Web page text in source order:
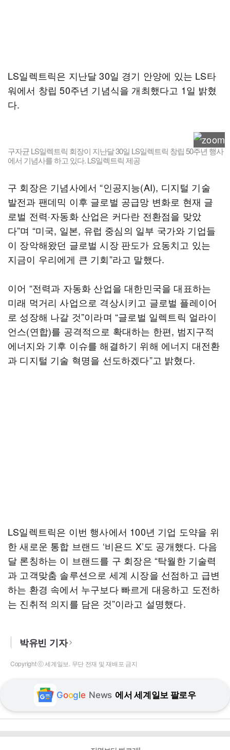
LS일렉트릭은 지난달 30일 경기 안양에 있는 LS타
워에서 창립 50주년 기념식을 개최했다고 1일 밝혔
다.
구자균 LS일렉트릭 회장이 지난달 30일 LS일렉트릭 창립 50주년 행사
에서 기념사를 하고 있다. LS일렉트릭 제공
구 회장은 기념사에서 “인공지능(AI), 디지털 기술
발전과 팬데믹 이후 글로벌 공급망 변화로 현재 글
로벌 전력·자동화 산업은 커다란 전환점을 맞았
다”며 “미국, 일본, 유럽 중심의 일부 국가와 기업들
이 장악해왔던 글로벌 시장 판도가 요동치고 있는
지금이 우리에게 큰 기회”라고 말했다.
이어 “전력과 자동화 산업을 대한민국을 대표하는
미래 먹거리 사업으로 격상시키고 글로벌 플레이어
로 성장해 나갈 것”이라며 “글로벌 일렉트릭 얼라이
언스(연합)를 공격적으로 확대하는 한편, 범지구적
에너지와 기후 이슈를 해결하기 위해 에너지 대전환
과 디지털 기술 혁명을 선도하겠다”고 밝혔다.
LS일렉트릭은 이번 행사에서 100년 기업 도약을 위
한 새로운 통합 브랜드 ‘비욘드 X’도 공개했다. 다음
달 론칭하는 이 브랜드를 구 회장은 “탁월한 기술력
과 고객맞춤 솔루션으로 세계 시장을 선점하고 급변
하는 환경 속에서 누구보다 빠르게 대응하고 도전하
는 진취적 의지를 담은 것”이라고 설명했다.
박유빈 기자
Copyright ⓒ 세계일보. 무단 전재 및 재배포 금지
Google News 에서 세계일보 팔로우